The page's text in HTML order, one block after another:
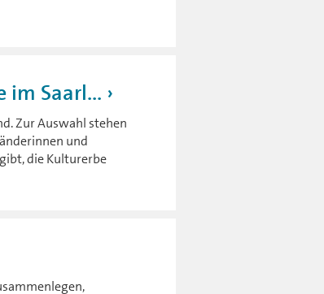
im Saarl...
Zur Auswahl stehen
und
die Kulturerbe